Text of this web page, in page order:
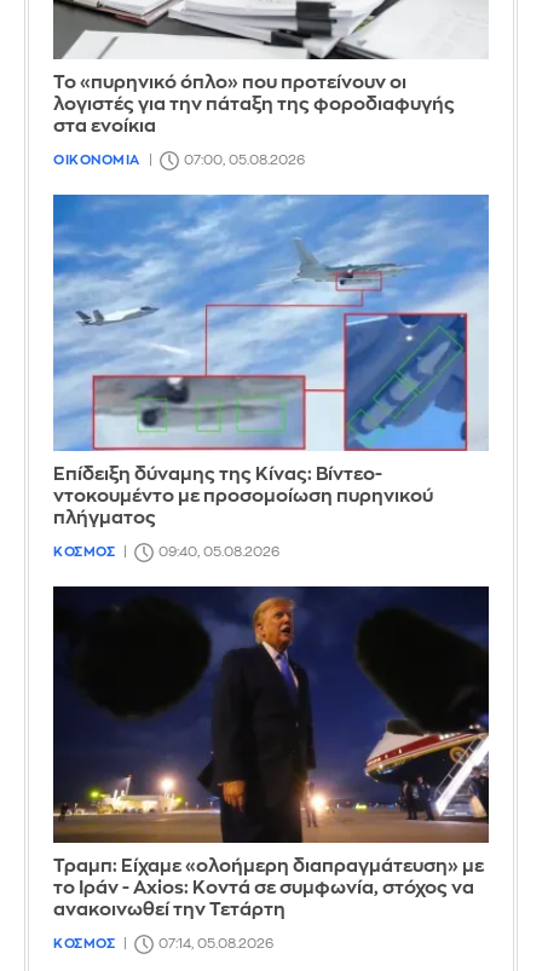
Το «πυρηνικό όπλο» που προτείνουν οι
λογιστές για την πάταξη της φοροδιαφυγής
στα ενοίκια
ΟΙΚΟΝΟΜΙΑ 07:00, 05.08.2026
Επίδειξη δύναμης της Κίνας: Βίντεο-
ντοκουμέντο με προσομοίωση πυρηνικού
πλήγματος
ΚΟΣΜΟΣ 09:40, 05.08.2026
Τραμπ: Είχαμε «ολοήμερη διαπραγμάτευση» με
το Ιράν - Axios: Κοντά σε συμφωνία, στόχος να
ανακοινωθεί την Τετάρτη
ΚΟΣΜΟΣ 07:14, 05.08.2026